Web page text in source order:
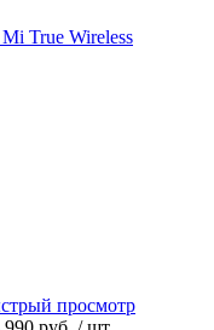
True Wireless
просмотр